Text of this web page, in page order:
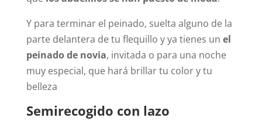
Y para terminar el peinado, suelta alguno de la
parte delantera de tu flequillo y ya tienes un el
peinado de novia, invitada o para una noche
muy especial, que hará brillar tu color y tu
belleza
Semirecogido con lazo